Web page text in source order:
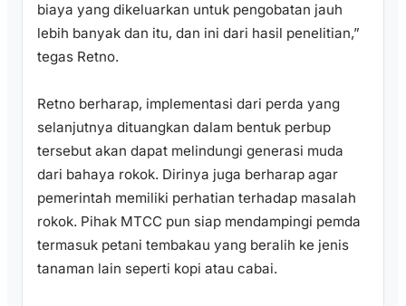
biaya yang dikeluarkan untuk pengobatan jauh
lebih banyak dan itu, dan ini dari hasil penelitian,”
tegas Retno.
Retno berharap, implementasi dari perda yang
selanjutnya dituangkan dalam bentuk perbup
tersebut akan dapat melindungi generasi muda
dari bahaya rokok. Dirinya juga berharap agar
pemerintah memiliki perhatian terhadap masalah
rokok. Pihak MTCC pun siap mendampingi pemda
termasuk petani tembakau yang beralih ke jenis
tanaman lain seperti kopi atau cabai.